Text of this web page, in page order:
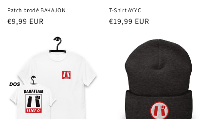
Patch brodé BAKAJON
Prix
€9,99 EUR
T-Shirt AYYC
Prix
€19,99 EUR